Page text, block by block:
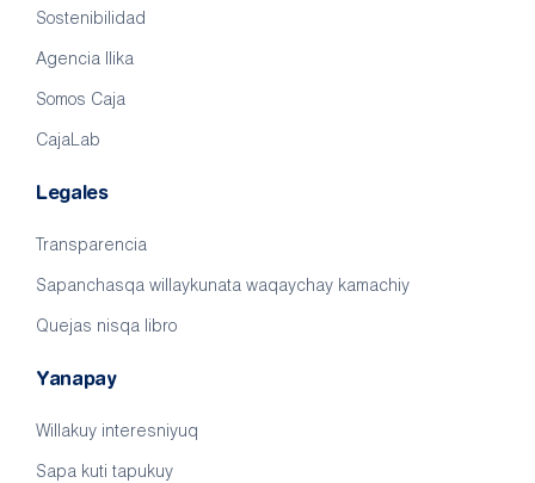
Sostenibilidad
Agencia llika
Somos Caja
CajaLab
Legales
Transparencia
Sapanchasqa willaykunata waqaychay kamachiy
Quejas nisqa libro
Yanapay
Willakuy interesniyuq
Sapa kuti tapukuy